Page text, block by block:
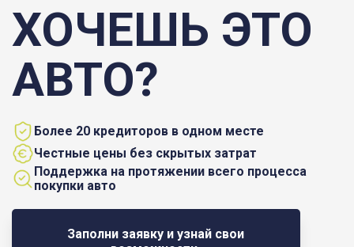
Заполни заявку и узнай свои
ХОЧЕШЬ ЭТО
АВТО?
Более 20 кредиторов в одном месте
Честные цены без скрытых затрат
Поддержка на протяжении всего процесса
покупки авто